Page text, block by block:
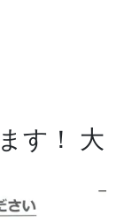
す！ 大